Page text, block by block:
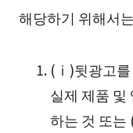
해당하기 위해서
(ⅰ)뒷광고를
실제 제품 및
하는 것 또